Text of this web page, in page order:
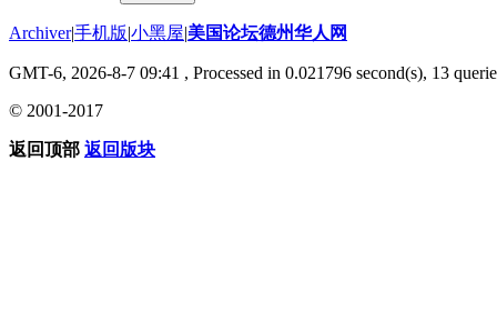
Archiver|手机版|小黑屋|美国论坛德州华人网
GMT-6, 2026-8-7 09:41 , Processed in 0.021796 second(s), 13
© 2001-2017
返回顶部 返回版块